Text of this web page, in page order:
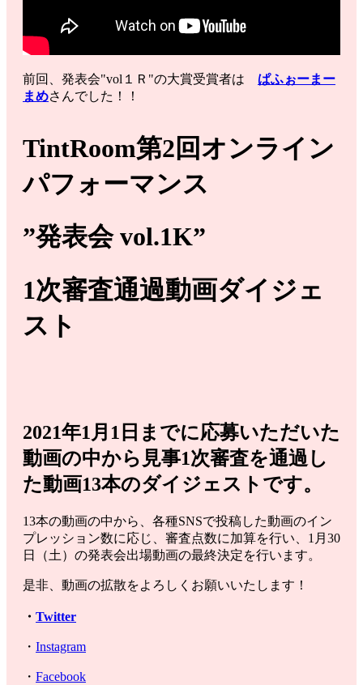
前回、発表会"vol１Ｒ"の大賞受賞者は ぱふぉーまー
まめさんでした！！
TintRoom第2回オンライン
パフォーマンス
”発表会 vol.1K”
1次審査通過動画ダイジェ
スト
2021年1月1日までに応募いただいた
動画の中から見事1次審査を通過し
た動画13本のダイジェストです。
13本の動画の中から、各種SNSで投稿した動画のイン
プレッション数に応じ、審査点数に加算を行い、1月30
日（土）の発表会出場動画の最終決定を行います。
是非、動画の拡散をよろしくお願いいたします！
・ Twitter
・ Instagram
・ Facebook